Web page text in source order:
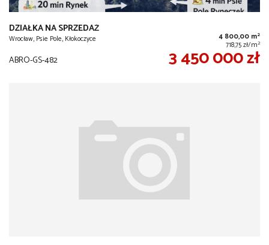
DZIAŁKA NA SPRZEDAŻ
Wrocław, Psie Pole, Kłokoczyce 4 800,00 m2
718,75 zł/m2
ABRO-GS-482 3 450 000 zł